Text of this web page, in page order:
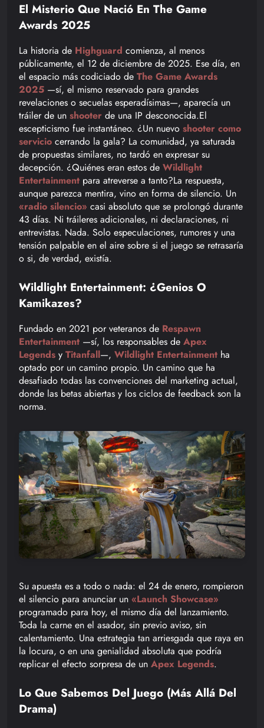
El Misterio Que Nació En The Game
Awards 2025
La historia de Highguard comienza, al menos
públicamente, el 12 de diciembre de 2025. Ese día, en
el espacio más codiciado de The Game Awards
2025 —sí, el mismo reservado para grandes
revelaciones o secuelas esperadísimas—, aparecía un
tráiler de un shooter de una IP desconocida.El
escepticismo fue instantáneo. ¿Un nuevo shooter como
servicio cerrando la gala? La comunidad, ya saturada
de propuestas similares, no tardó en expresar su
decepción. ¿Quiénes eran estos de Wildlight
Entertainment para atreverse a tanto?La respuesta,
aunque parezca mentira, vino en forma de silencio. Un
«radio silencio» casi absoluto que se prolongó durante
43 días. Ni tráileres adicionales, ni declaraciones, ni
entrevistas. Nada. Solo especulaciones, rumores y una
tensión palpable en el aire sobre si el juego se retrasaría
o si, de verdad, existía.
Wildlight Entertainment: ¿Genios O
Kamikazes?
Fundado en 2021 por veteranos de Respawn
Entertainment —sí, los responsables de Apex
Legends y Titanfall—, Wildlight Entertainment ha
optado por un camino propio. Un camino que ha
desafiado todas las convenciones del marketing actual,
donde las betas abiertas y los ciclos de feedback son la
norma.
Su apuesta es a todo o nada: el 24 de enero, rompieron
el silencio para anunciar un «Launch Showcase»
programado para hoy, el mismo día del lanzamiento.
Toda la carne en el asador, sin previo aviso, sin
calentamiento. Una estrategia tan arriesgada que raya en
la locura, o en una genialidad absoluta que podría
replicar el efecto sorpresa de un Apex Legends.
Lo Que Sabemos Del Juego (Más Allá Del
Drama)